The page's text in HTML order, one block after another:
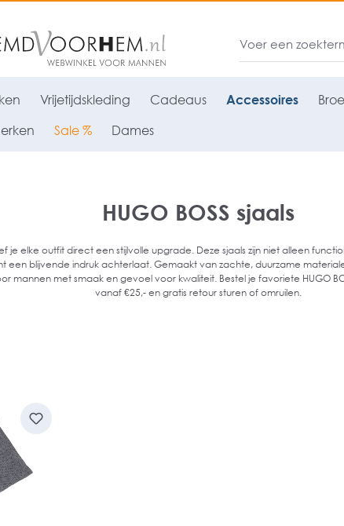
Vrijetijdskleding Cadeaus Accessoires
Sale % Dames
HUGO BOSS sjaals
je elke outfit direct een stijlvolle upgrade. Deze sjaals zijn niet alleen
een blijvende indruk achterlaat. Gemaakt van zachte, duurzame
mannen met smaak en gevoel voor kwaliteit. Bestel je favoriete HUGO
vanaf €25,- en gratis retour sturen of omruilen.